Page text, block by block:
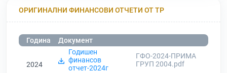
ОРИГИНАЛНИ ФИНАНСОВИ ОТЧЕТИ ОТ ТР
Година Документ
2024
Годишен
финансов
отчет-2024г
ГФО-2024-ПРИМА
ГРУП 2004.pdf